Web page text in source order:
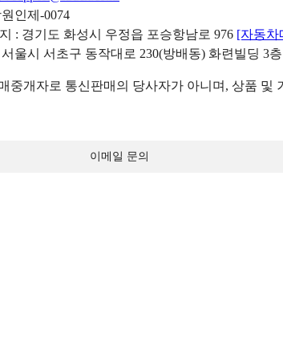
인제-0074
: 경기도 화성시 우정읍 포승항남로 976 [자동차
울시 서초구 동작대로 230(방배동) 화련빌딩 3층
개자로 통신판매의 당사자가 아니며, 상품 및
이메일 문의